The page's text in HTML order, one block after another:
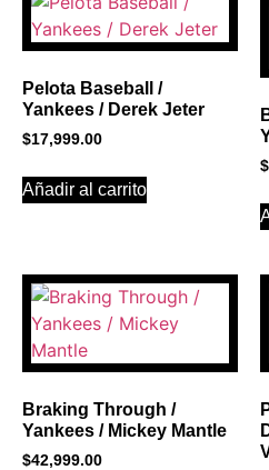
Click
Pelota Baseball /
Yankees / Derek Jeter
$17,999.00
Añadir al carrito
$
Braking Through /
Yankees / Mickey Mantle
$42,999.00